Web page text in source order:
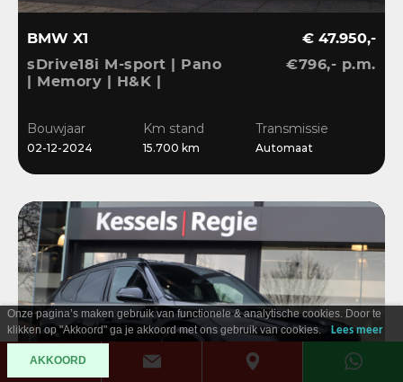
BMW X1
sDrive18i M-sport | Pano
| Memory | H&K |
€ 47.950,-
€796,- p.m.
Bouwjaar
02-12-2024
Km stand
15.700 km
Transmissie
Automaat
Onze pagina’s maken gebruik van functionele & analytische cookies. Door te
klikken op "Akkoord" ga je akkoord met ons gebruik van cookies.
Lees meer
AKKOORD